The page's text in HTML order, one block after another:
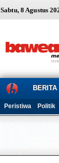
Sabtu, 8 Agustus
BERITA
Peristiwa Politik